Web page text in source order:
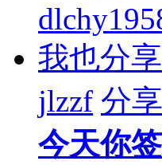
我也分享
jlzzf 分
今天你